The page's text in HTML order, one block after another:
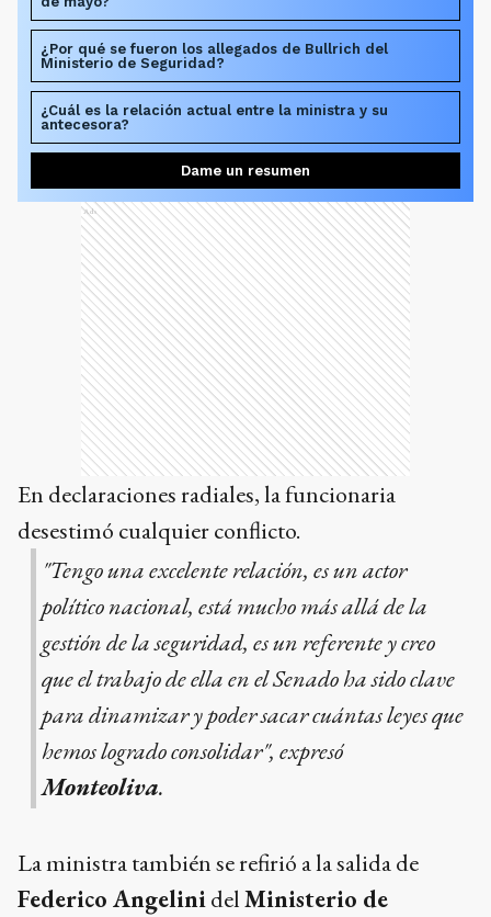
¿Por qué se fueron los allegados de Bullrich del
Ministerio de Seguridad?
¿Cuál es la relación actual entre la ministra y su
antecesora?
Dame un resumen
Ads
En declaraciones radiales, la funcionaria
desestimó cualquier conflicto.
"Tengo una excelente relación, es un actor
político nacional, está mucho más allá de la
gestión de la seguridad, es un referente y creo
que el trabajo de ella en el Senado ha sido clave
para dinamizar y poder sacar cuántas leyes que
hemos logrado consolidar", expresó
Monteoliva.
La ministra también se refirió a la salida de
Federico AngelinidelMinisterio de